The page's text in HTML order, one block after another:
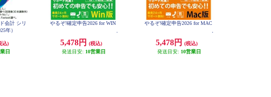
会計 シリ
年）
込)
日
やるぞ!確定申告2026 for WIN
5,478円
(税込)
発送目安: 10営業日
やるぞ!確定申告2026 for MAC
5,478円
(税込)
発送目安: 10営業日